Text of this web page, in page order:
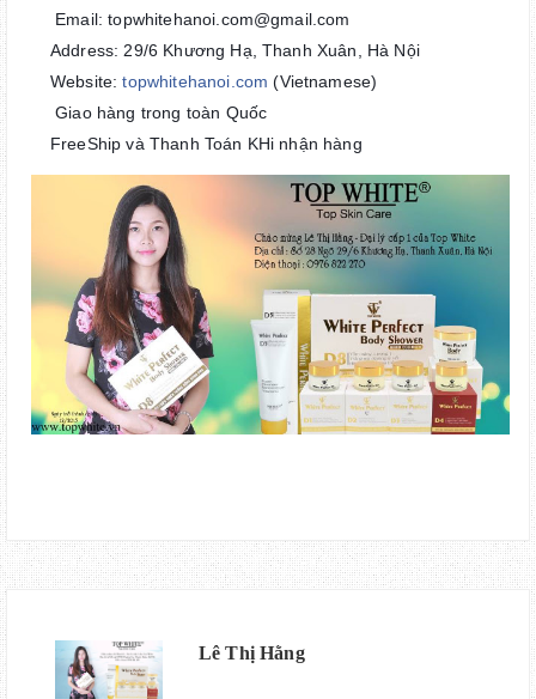
Email: topwhitehanoi.com@gmail.com
Address: 29/6 Khương Hạ, Thanh Xuân, Hà Nội
Website:topwhitehanoi.com (Vietnamese)
Giao hàng trong toàn Quốc
FreeShip và Thanh Toán KHi nhận hàng
Lê Thị Hằng